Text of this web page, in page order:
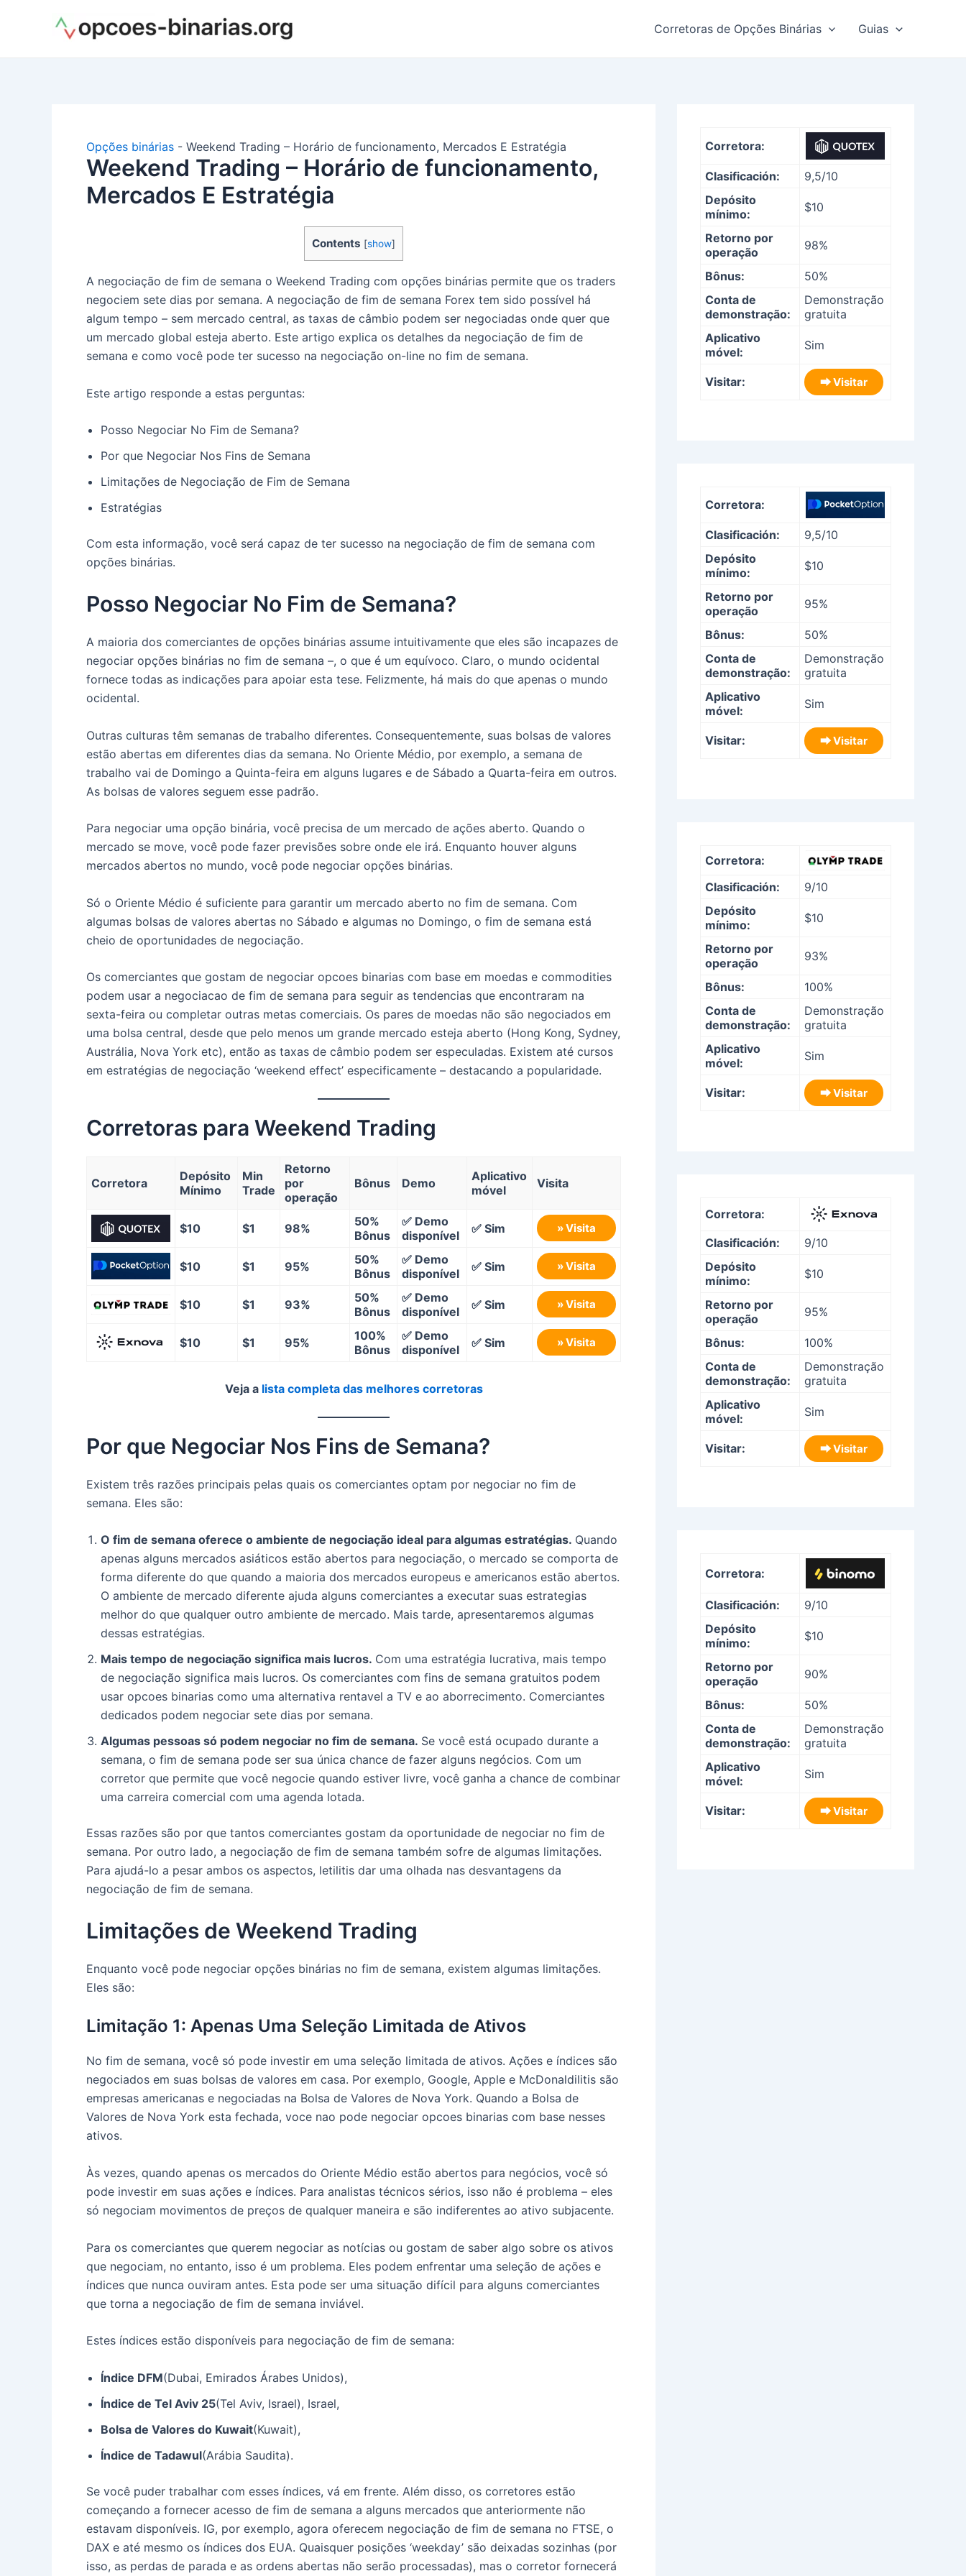
Corretoras de Opções Binárias Guias
Opções binárias - Weekend Trading – Horário de funcionamento, Mercados E Estratégia
Weekend Trading – Horário de funcionamento,
Mercados E Estratégia
Contents [show]
A negociação de fim de semana o Weekend Trading com opções binárias permite que os traders
negociem sete dias por semana. A negociação de fim de semana Forex tem sido possível há
algum tempo – sem mercado central, as taxas de câmbio podem ser negociadas onde quer que
um mercado global esteja aberto. Este artigo explica os detalhes da negociação de fim de
semana e como você pode ter sucesso na negociação on-line no fim de semana.
Este artigo responde a estas perguntas:
Posso Negociar No Fim de Semana?
Por que Negociar Nos Fins de Semana
Limitações de Negociação de Fim de Semana
Estratégias
Com esta informação, você será capaz de ter sucesso na negociação de fim de semana com
opções binárias.
Posso Negociar No Fim de Semana?
A maioria dos comerciantes de opções binárias assume intuitivamente que eles são incapazes de
negociar opções binárias no fim de semana –, o que é um equívoco. Claro, o mundo ocidental
fornece todas as indicações para apoiar esta tese. Felizmente, há mais do que apenas o mundo
ocidental.
Outras culturas têm semanas de trabalho diferentes. Consequentemente, suas bolsas de valores
estão abertas em diferentes dias da semana. No Oriente Médio, por exemplo, a semana de
trabalho vai de Domingo a Quinta-feira em alguns lugares e de Sábado a Quarta-feira em outros.
As bolsas de valores seguem esse padrão.
Para negociar uma opção binária, você precisa de um mercado de ações aberto. Quando o
mercado se move, você pode fazer previsões sobre onde ele irá. Enquanto houver alguns
mercados abertos no mundo, você pode negociar opções binárias.
Só o Oriente Médio é suficiente para garantir um mercado aberto no fim de semana. Com
algumas bolsas de valores abertas no Sábado e algumas no Domingo, o fim de semana está
cheio de oportunidades de negociação.
Os comerciantes que gostam de negociar opcoes binarias com base em moedas e commodities
podem usar a negociacao de fim de semana para seguir as tendencias que encontraram na
sexta-feira ou completar outras metas comerciais. Os pares de moedas não são negociados em
uma bolsa central, desde que pelo menos um grande mercado esteja aberto (Hong Kong, Sydney,
Austrália, Nova York etc), então as taxas de câmbio podem ser especuladas. Existem até cursos
em estratégias de negociação ‘weekend effect’ especificamente – destacando a popularidade.
Corretoras para Weekend Trading
Corretora
Depósito
Mínimo
Min
Trade
Retorno
por
operação
Bônus Demo
Aplicativo
móvel
Visita
$10 $1 98%
50%
Bônus
✅ Demo
disponível
✅ Sim » Visita
$10 $1 95%
50%
Bônus
✅ Demo
disponível
✅ Sim » Visita
$10 $1 93%
50%
Bônus
✅ Demo
disponível
✅ Sim » Visita
$10 $1 95%
100%
Bônus
✅ Demo
disponível
✅ Sim » Visita
Veja a lista completa das melhores corretoras
Por que Negociar Nos Fins de Semana?
Existem três razões principais pelas quais os comerciantes optam por negociar no fim de
semana. Eles são:
O fim de semana oferece o ambiente de negociação ideal para algumas estratégias. Quando
apenas alguns mercados asiáticos estão abertos para negociação, o mercado se comporta de
forma diferente do que quando a maioria dos mercados europeus e americanos estão abertos.
O ambiente de mercado diferente ajuda alguns comerciantes a executar suas estrategias
melhor do que qualquer outro ambiente de mercado. Mais tarde, apresentaremos algumas
dessas estratégias.
Mais tempo de negociação significa mais lucros. Com uma estratégia lucrativa, mais tempo
de negociação significa mais lucros. Os comerciantes com fins de semana gratuitos podem
usar opcoes binarias como uma alternativa rentavel a TV e ao aborrecimento. Comerciantes
dedicados podem negociar sete dias por semana.
Algumas pessoas só podem negociar no fim de semana. Se você está ocupado durante a
semana, o fim de semana pode ser sua única chance de fazer alguns negócios. Com um
corretor que permite que você negocie quando estiver livre, você ganha a chance de combinar
uma carreira comercial com uma agenda lotada.
Essas razões são por que tantos comerciantes gostam da oportunidade de negociar no fim de
semana. Por outro lado, a negociação de fim de semana também sofre de algumas limitações.
Para ajudá-lo a pesar ambos os aspectos, letilitis dar uma olhada nas desvantagens da
negociação de fim de semana.
Limitações de Weekend Trading
Enquanto você pode negociar opções binárias no fim de semana, existem algumas limitações.
Eles são:
Limitação 1: Apenas Uma Seleção Limitada de Ativos
No fim de semana, você só pode investir em uma seleção limitada de ativos. Ações e índices são
negociados em suas bolsas de valores em casa. Por exemplo, Google, Apple e McDonaldilitis são
empresas americanas e negociadas na Bolsa de Valores de Nova York. Quando a Bolsa de
Valores de Nova York esta fechada, voce nao pode negociar opcoes binarias com base nesses
ativos.
Às vezes, quando apenas os mercados do Oriente Médio estão abertos para negócios, você só
pode investir em suas ações e índices. Para analistas técnicos sérios, isso não é problema – eles
só negociam movimentos de preços de qualquer maneira e são indiferentes ao ativo subjacente.
Para os comerciantes que querem negociar as notícias ou gostam de saber algo sobre os ativos
que negociam, no entanto, isso é um problema. Eles podem enfrentar uma seleção de ações e
índices que nunca ouviram antes. Esta pode ser uma situação difícil para alguns comerciantes
que torna a negociação de fim de semana inviável.
Estes índices estão disponíveis para negociação de fim de semana:
Índice DFM(Dubai, Emirados Árabes Unidos),
Índice de Tel Aviv 25(Tel Aviv, Israel), Israel,
Bolsa de Valores do Kuwait(Kuwait),
Índice de Tadawul(Arábia Saudita).
Se você puder trabalhar com esses índices, vá em frente. Além disso, os corretores estão
começando a fornecer acesso de fim de semana a alguns mercados que anteriormente não
estavam disponíveis. IG, por exemplo, agora oferecem negociação de fim de semana no FTSE, o
DAX e até mesmo os índices dos EUA. Quaisquer posições ‘weekday’ são deixadas sozinhas (por
isso, as perdas de parada e as ordens abertas não serão processadas), mas o corretor fornecerá
Corretora:
Clasificación:
9,5/10
Depósito
mínimo:
$10
Retorno por
operação
98%
Bônus:
50%
Conta de
demonstração:
Demonstração
gratuita
Aplicativo
móvel:
Sim
Visitar: ⮕ Visitar
Corretora:
Clasificación:
9,5/10
Depósito
mínimo:
$10
Retorno por
operação
95%
Bônus:
50%
Conta de
demonstração:
Demonstração
gratuita
Aplicativo
móvel:
Sim
Visitar: ⮕ Visitar
Corretora:
Clasificación:
9/10
Depósito
mínimo:
$10
Retorno por
operação
93%
Bônus:
100%
Conta de
demonstração:
Demonstração
gratuita
Aplicativo
móvel:
Sim
Visitar: ⮕ Visitar
Corretora:
Clasificación:
9/10
Depósito
mínimo:
$10
Retorno por
operação
95%
Bônus:
100%
Conta de
demonstração:
Demonstração
gratuita
Aplicativo
móvel:
Sim
Visitar: ⮕ Visitar
Corretora:
Clasificación:
9/10
Depósito
mínimo:
$10
Retorno por
operação
90%
Bônus:
50%
Conta de
demonstração:
Demonstração
gratuita
Aplicativo
móvel:
Sim
Visitar: ⮕ Visitar